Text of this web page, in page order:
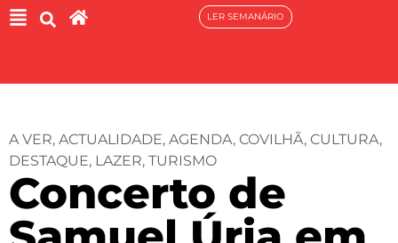
LER SEMANÁRIO
A VER, ACTUALIDADE, AGENDA, COVILHÃ, CULTURA,
DESTAQUE, LAZER, TURISMO
Concerto de